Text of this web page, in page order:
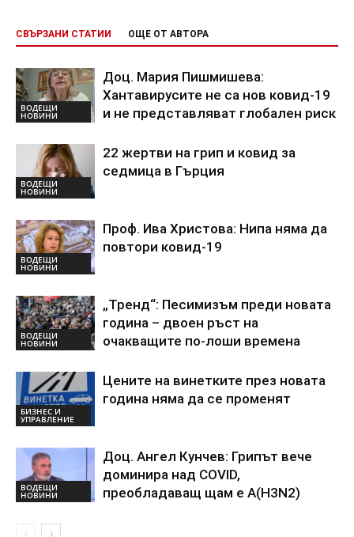
СВЪРЗАНИ СТАТИИ ОЩЕ ОТ АВТОРА
ВОДЕЩИ
НОВИНИ
Доц. Мария Пишмишева:
Хантавирусите не са нов ковид-19
и не представляват глобален риск
ВОДЕЩИ
НОВИНИ
22 жертви на грип и ковид за
седмица в Гърция
ВОДЕЩИ
НОВИНИ
Проф. Ива Христова: Нипа няма да
повтори ковид-19
ВОДЕЩИ
НОВИНИ
„Тренд“: Песимизъм преди новата
година – двоен ръст на
очакващите по-лоши времена
БИЗНЕС И
УПРАВЛЕНИЕ
Цените на винетките през новата
година няма да се променят
ВОДЕЩИ
НОВИНИ
Доц. Ангел Кунчев: Грипът вече
доминира над COVID,
преобладаващ щам е А(H3N2)